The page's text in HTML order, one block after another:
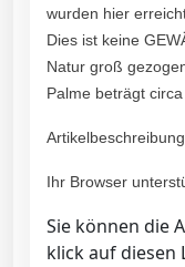
wurden hier
Dies ist keine
Natur groß
Palme beträgt
Ihr Browser
Sie können die
klick auf diesen